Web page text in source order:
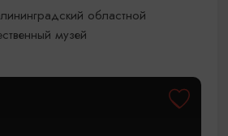
областной
музей